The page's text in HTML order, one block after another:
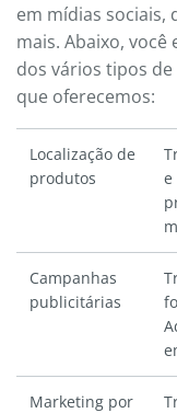
em mídias sociais,
mais. Abaixo,
dos vários tipos
que oferecemos:
Localização de
produtos
e
Campanhas
publicitárias
Marketing por